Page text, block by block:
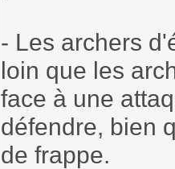
- Les archers
loin que les
face à une
défendre, bien
de frappe.